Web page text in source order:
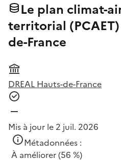
Le plan climat-
territorial
de-France
DREAL Hauts-de-France
Mis à jour le 2 juil. 2026
Métadonnées :
À améliorer(56 %)